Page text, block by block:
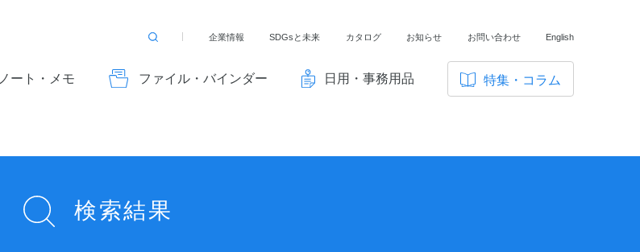
ノート・メモ ファイル・バインダー 日用・事務用品 特集・コラム
検
る
企業情報 SDGsと未来 カタログ お知らせ お問い合わせ English
検索結果